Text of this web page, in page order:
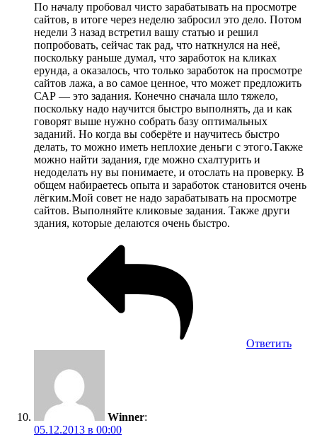
По началу пробовал чисто зарабатывать на просмотре
сайтов, в итоге через неделю забросил это дело. Потом
недели 3 назад встретил вашу статью и решил
попробовать, сейчас так рад, что наткнулся на неё,
поскольку раньше думал, что заработок на кликах
ерунда, а оказалось, что только заработок на просмотре
сайтов лажа, а во самое ценное, что может предложить
САР — это задания. Конечно сначала шло тяжело,
поскольку надо научится быстро выполнять, да и как
говорят выше нужно собрать базу оптимальных
заданий. Но когда вы соберёте и научитесь быстро
делать, то можно иметь неплохие деньги с этого.Также
можно найти задания, где можно схалтурить и
недоделать ну вы понимаете, и отослать на проверку. В
общем набираетесь опыта и заработок становится очень
лёгким.Мой совет не надо зарабатывать на просмотре
сайтов. Выполняйте кликовые задания. Также други
здания, которые делаются очень быстро.
Ответить
Winner:
05.12.2013 в 00:00